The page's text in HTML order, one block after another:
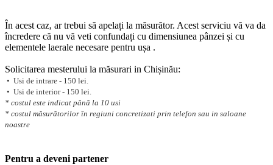
În acest caz, ar trebui să apelați la măsurător. Acest serviciu vă va da
încredere că nu vă veti confundați cu dimensiunea pânzei și cu
elementele laerale necesare pentru ușa .
Solicitarea mesterului la măsurari in Chișinău:
• Usi de intrare - 150 lei.
• Usi de interior - 150 lei.
* costul este indicat până la 10 usi
* costul măsurătorilor în regiuni concretizati prin telefon sau in saloane
noastre
Pentru a deveni partener